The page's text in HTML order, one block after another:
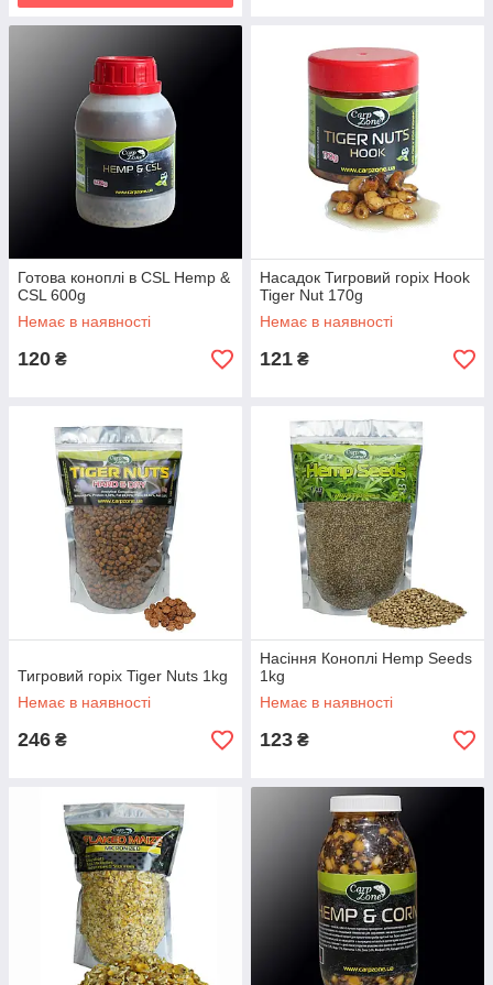
Готова коноплі в CSL Hemp &
CSL 600g
Немає в наявності
120 ₴
Насадок Тигровий горіх Hook
Tiger Nut 170g
Немає в наявності
121 ₴
Тигровий горіх Tiger Nuts 1kg
Немає в наявності
246 ₴
Насіння Коноплі Hemp Seeds
1kg
Немає в наявності
123 ₴